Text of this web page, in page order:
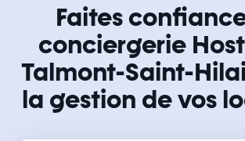
Faites
conciergerie
Talmont-Saint-
la gestion de vos